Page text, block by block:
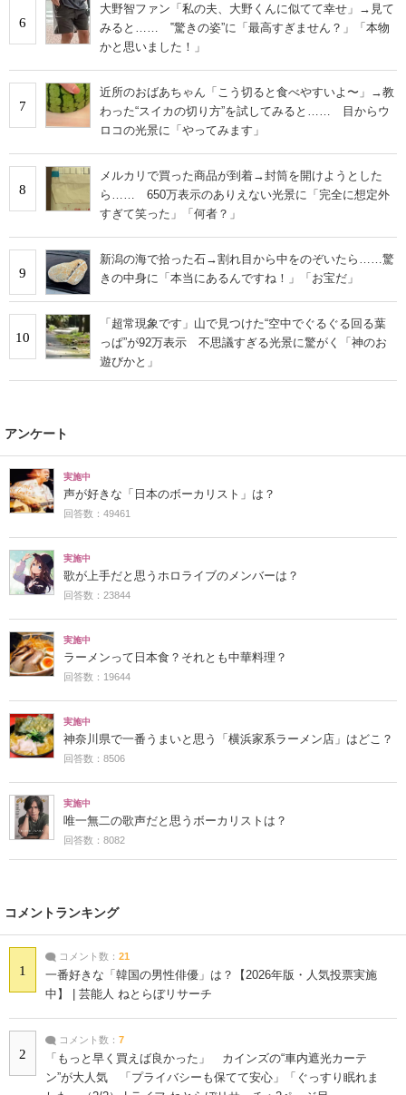
6
大野智ファン「私の夫、大野くんに似てて幸せ」→見て
みると…… ‟驚きの姿”に「最高すぎません？」「本物
かと思いました！」
7
近所のおばあちゃん「こう切ると食べやすいよ〜」→教
わった“スイカの切り方”を試してみると…… 目からウ
ロコの光景に「やってみます」
8
メルカリで買った商品が到着→封筒を開けようとした
ら…… 650万表示のありえない光景に「完全に想定外
すぎて笑った」「何者？」
9
新潟の海で拾った石→割れ目から中をのぞいたら……驚
きの中身に「本当にあるんですね！」「お宝だ」
10
「超常現象です」山で見つけた“空中でぐるぐる回る葉
っぱ”が92万表示 不思議すぎる光景に驚がく「神のお
遊びかと」
アンケート
実施中
声が好きな「日本のボーカリスト」は？
回答数：49461
実施中
歌が上手だと思うホロライブのメンバーは？
回答数：23844
実施中
ラーメンって日本食？それとも中華料理？
回答数：19644
実施中
神奈川県で一番うまいと思う「横浜家系ラーメン店」はどこ？
回答数：8506
実施中
唯一無二の歌声だと思うボーカリストは？
回答数：8082
コメントランキング
1
コメント数： 21
一番好きな「韓国の男性俳優」は？【2026年版・人気投票実施
中】 | 芸能人 ねとらぼリサーチ
2
コメント数： 7
「もっと早く買えば良かった」 カインズの“車内遮光カーテ
ン”が大人気 「プライバシーも保てて安心」「ぐっすり眠れま